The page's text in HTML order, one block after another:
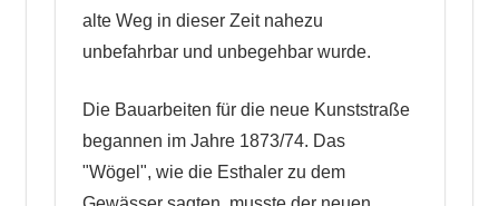
alte Weg in dieser Zeit nahezu
unbefahrbar und unbegehbar wurde.
Die Bauarbeiten für die neue Kunststraße
begannen im Jahre 1873/74. Das
"Wögel", wie die Esthaler zu dem